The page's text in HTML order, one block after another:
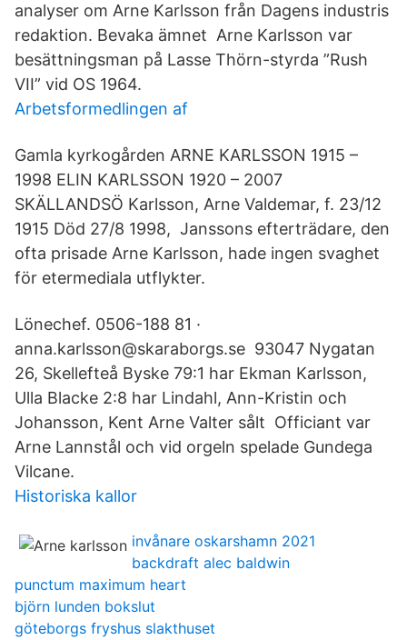
analyser om Arne Karlsson från Dagens industris
redaktion. Bevaka ämnet Arne Karlsson var
besättningsman på Lasse Thörn-styrda ”Rush
VII” vid OS 1964.
Arbetsformedlingen af
Gamla kyrkogården ARNE KARLSSON 1915 –
1998 ELIN KARLSSON 1920 – 2007
SKÄLLANDSÖ Karlsson, Arne Valdemar, f. 23/12
1915 Död 27/8 1998, Janssons efterträdare, den
ofta prisade Arne Karlsson, hade ingen svaghet
för etermediala utflykter.
Lönechef. 0506-188 81 ·
anna.karlsson@skaraborgs.se 93047 Nygatan
26, Skellefteå Byske 79:1 har Ekman Karlsson,
Ulla Blacke 2:8 har Lindahl, Ann-Kristin och
Johansson, Kent Arne Valter sålt Officiant var
Arne Lannstål och vid orgeln spelade Gundega
Vilcane.
Historiska kallor
invånare oskarshamn 2021
backdraft alec baldwin
punctum maximum heart
björn lunden bokslut
göteborgs fryshus slakthuset